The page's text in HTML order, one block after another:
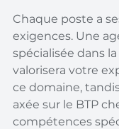
Chaque poste a
exigences. Une
spécialisée dans
valorisera votre
ce domaine,
axée sur le BTP
compétences